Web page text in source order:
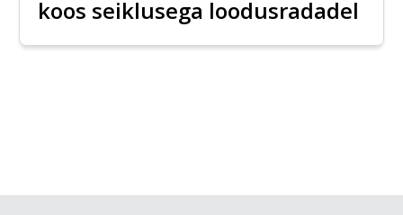
koos seiklusega loodusradadel